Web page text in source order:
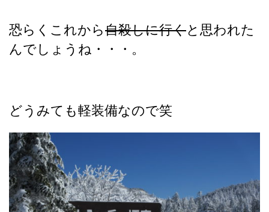
恐らくこれから自殺しに行くと思われた
んでしょうね・・・。
どうみても軽装備なので笑